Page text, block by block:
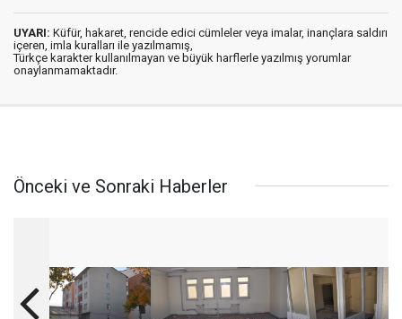
UYARI: Küfür, hakaret, rencide edici cümleler veya imalar, inançlara saldırı
içeren, imla kuralları ile yazılmamış,
Türkçe karakter kullanılmayan ve büyük harflerle yazılmış yorumlar
onaylanmamaktadır.
Önceki ve Sonraki Haberler